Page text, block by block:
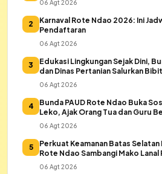
06 Agt 2026
2
Karnaval Rote Ndao 2026: Ini
Pendaftaran
06 Agt 2026
3
Edukasi Lingkungan Sejak Dini,
dan Dinas Pertanian Salurkan
Daeloni
06 Agt 2026
4
Bunda PAUD Rote Ndao Buka
Leko, Ajak Orang Tua dan Guru
06 Agt 2026
5
Perkuat Keamanan Batas
Rote Ndao Sambangi Mako Lanal
06 Agt 2026